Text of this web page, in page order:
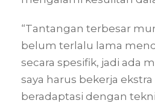
“Tantangan terbesar
belum terlalu lama
secara spesifik, jadi ada
saya harus bekerja
beradaptasi dengan